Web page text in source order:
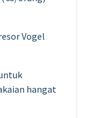
Vogel
hangat